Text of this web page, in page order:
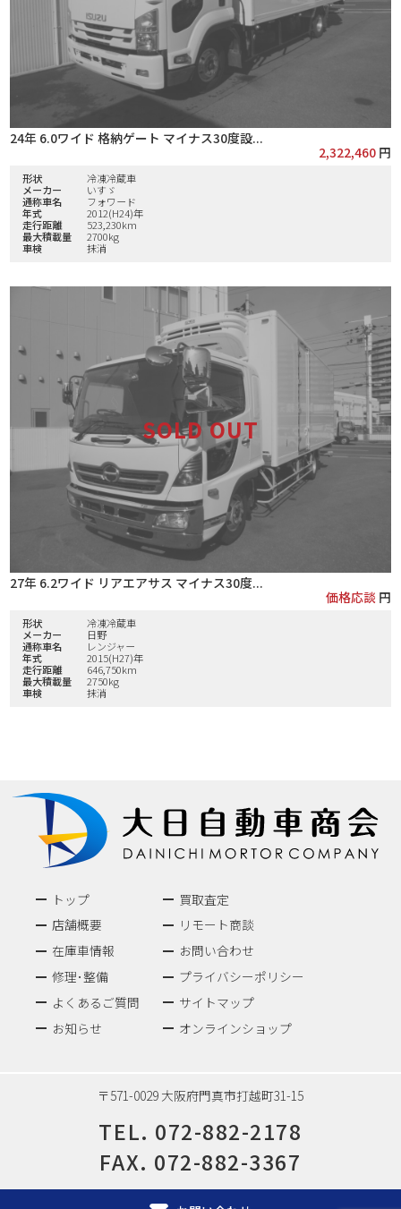
24年 6.0ワイド 格納ゲート マイナス30度設...
2,322,460円
形状
冷凍冷蔵車
メーカー
いすゞ
通称車名
フォワード
年式
2012(H24)年
走行距離
523,230km
最大積載量
2700kg
車検
抹消
27年 6.2ワイド リアエアサス マイナス30度...
価格応談円
形状
冷凍冷蔵車
メーカー
日野
通称車名
レンジャー
年式
2015(H27)年
走行距離
646,750km
最大積載量
2750kg
車検
抹消
トップ
店舗概要
在庫車情報
修理･整備
よくあるご質問
お知らせ
買取査定
リモート商談
お問い合わせ
プライバシーポリシー
サイトマップ
オンラインショップ
〒571-0029 大阪府門真市打越町31-15
TEL. 072-882-2178
FAX. 072-882-3367